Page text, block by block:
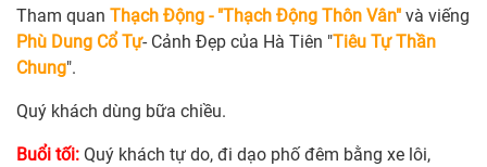
Tham quan Thạch Động - "Thạch Động Thôn Vân" và viếng
Phù Dung Cổ Tự- Cảnh Đẹp của Hà Tiên "Tiêu Tự Thần
Chung".
Quý khách dùng bữa chiều.
Buổi tối: Quý khách tự do, đi dạo phố đêm bằng xe lôi,